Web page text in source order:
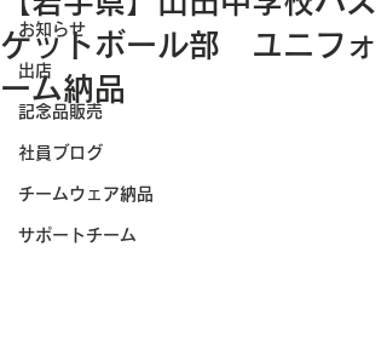
お知らせ
出店
記念品販売
社員ブログ
チームウェア納品
サポートチーム
ケットボール部 ユニフォ
ーム納品